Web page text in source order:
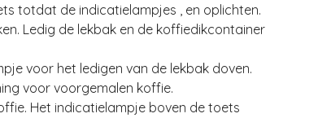
totdat de indicatielampjes , en oplichten.
Ledig de lekbak en de koffiedikcontainer
voor het ledigen van de lekbak doven.
voor voorgemalen koffie.
Het indicatielampje boven de toets